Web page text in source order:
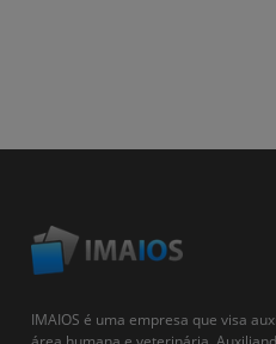
IMAIOS é uma empresa que visa